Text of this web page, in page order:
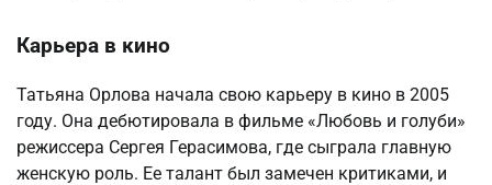
Карьера в кино
Татьяна Орлова начала свою карьеру в кино в 2005
году. Она дебютировала в фильме «Любовь и голуби»
режиссера Сергея Герасимова, где сыграла главную
женскую роль. Ее талант был замечен критиками, и